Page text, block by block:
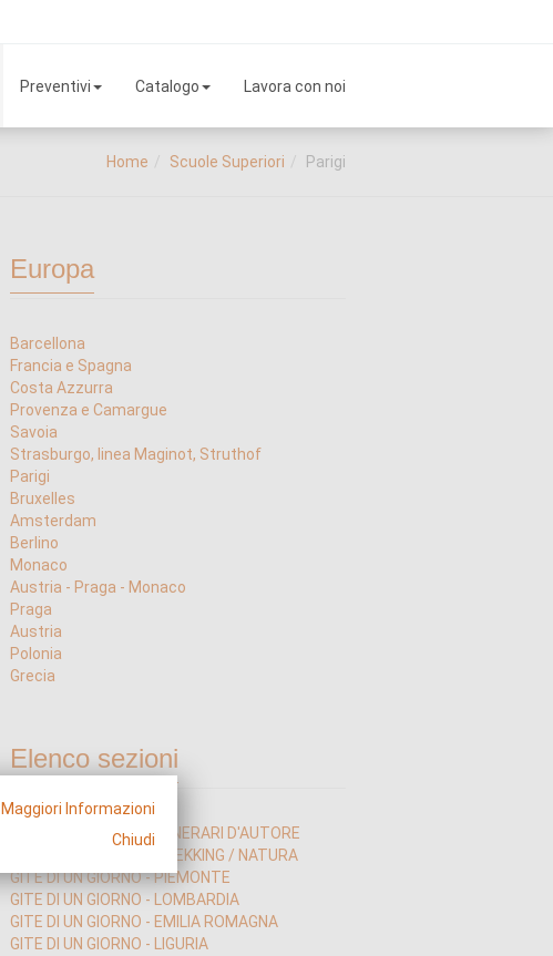
Preventivi Catalogo Lavora con noi
Home Scuole Superiori Parigi
Europa
Barcellona
Francia e Spagna
Costa Azzurra
Provenza e Camargue
Savoia
Strasburgo, linea Maginot, Struthof
Parigi
Bruxelles
Amsterdam
Berlino
Monaco
Austria - Praga - Monaco
Praga
Austria
Polonia
Grecia
Elenco sezioni
GITE DI UN GIORNO - ITINERARI D'AUTORE
GITE DI UN GIORNO - TREKKING / NATURA
GITE DI UN GIORNO - PIEMONTE
GITE DI UN GIORNO - LOMBARDIA
GITE DI UN GIORNO - EMILIA ROMAGNA
GITE DI UN GIORNO - LIGURIA
Maggiori Informazioni
Chiudi